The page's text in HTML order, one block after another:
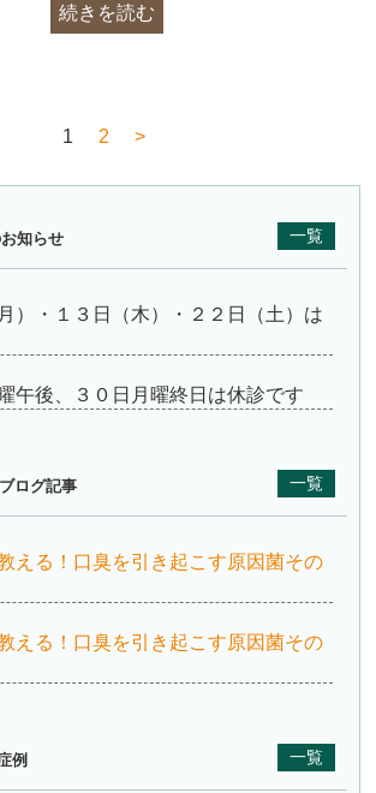
続きを読む
1 2 >
知らせ 一覧
）・１３日（木）・２２日（土）は
午後、３０日月曜終日は休診です
ログ記事 一覧
える！口臭を引き起こす原因菌その
える！口臭を引き起こす原因菌その
例 一覧